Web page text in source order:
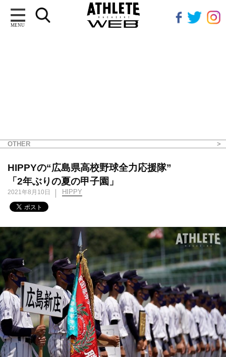
MENU
OTHER
HIPPYの“広島県高校野球全力応援隊”
「2年ぶりの夏の甲子園」
2021年8月10日 HIPPY